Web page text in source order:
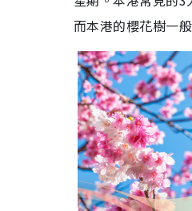
而本港的櫻花樹一